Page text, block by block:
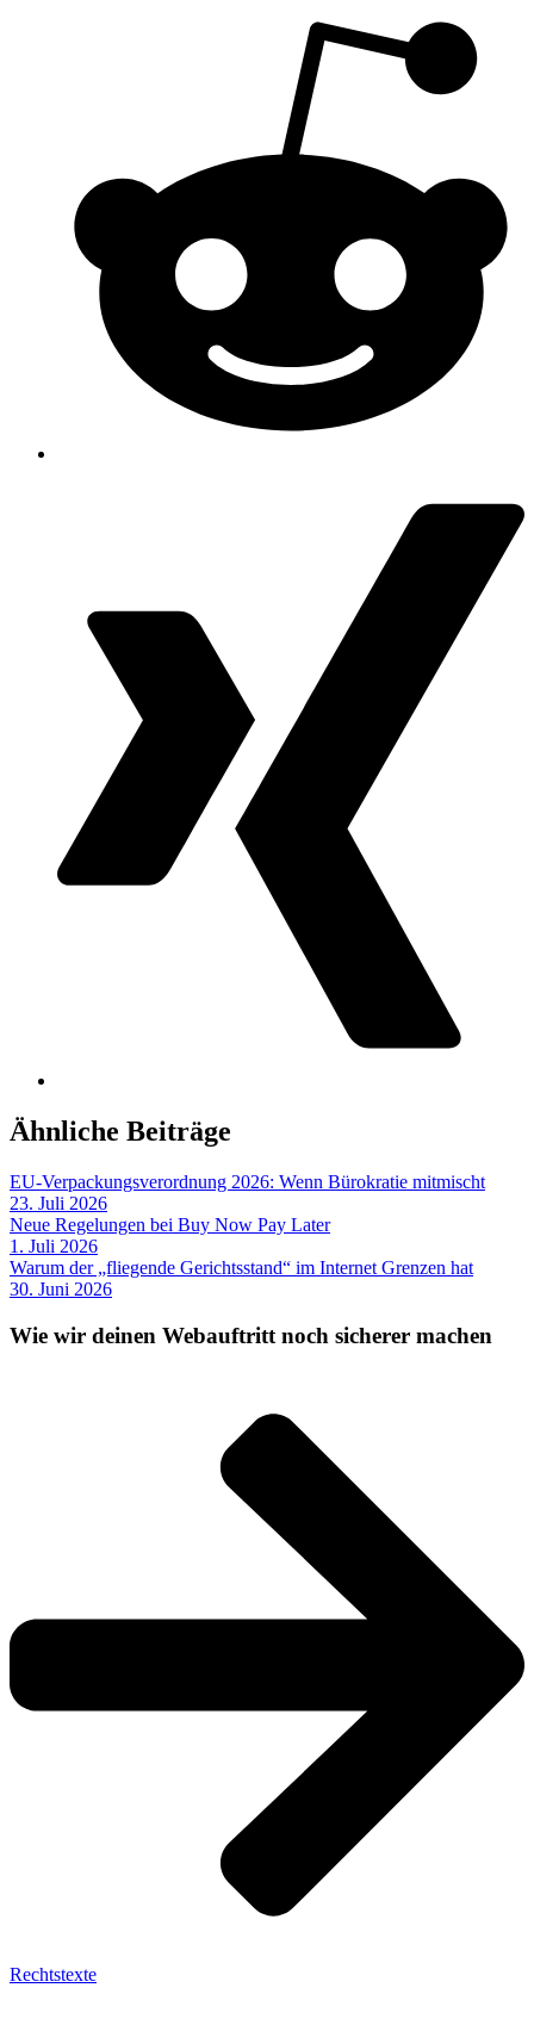
Ähnliche Beiträge
EU-Verpackungsverordnung 2026: Wenn Bürokratie mitmischt
23. Juli 2026
Neue Regelungen bei Buy Now Pay Later
1. Juli 2026
Warum der „fliegende Gerichtsstand“ im Internet Grenzen hat
30. Juni 2026
Wie wir deinen Webauftritt noch sicherer machen
Rechtstexte